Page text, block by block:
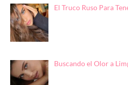
El Truco Ruso Para
Buscando el Olor a